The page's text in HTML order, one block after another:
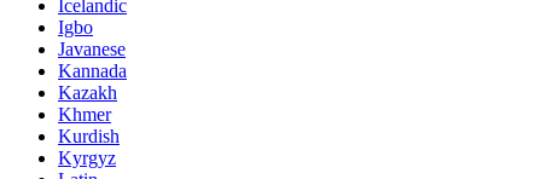
Icelandic
Igbo
Javanese
Kannada
Kazakh
Khmer
Kurdish
Kyrgyz